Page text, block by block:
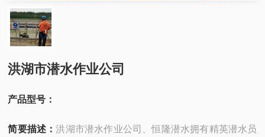
洪湖市潜水作业公司
产品型号：
简要描述：洪湖市潜水作业公司、恒隆潜水拥有精英潜水员